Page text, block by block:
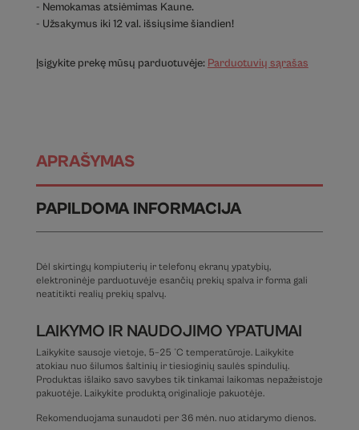
- Nemokamas atsiėmimas Kaune.
- Užsakymus iki 12 val. išsiųsime šiandien!
Įsigykite prekę mūsų parduotuvėje: Parduotuvių sąrašas
APRAŠYMAS
PAPILDOMA INFORMACIJA
Dėl skirtingų kompiuterių ir telefonų ekranų ypatybių,
elektroninėje parduotuvėje esančių prekių spalva ir forma gali
neatitikti realių prekių spalvų.
LAIKYMO IR NAUDOJIMO YPATUMAI
Laikykite sausoje vietoje, 5–25 °C temperatūroje. Laikykite
atokiau nuo šilumos šaltinių ir tiesioginių saulės spindulių.
Produktas išlaiko savo savybes tik tinkamai laikomas nepažeistoje
pakuotėje. Laikykite produktą originalioje pakuotėje.
Rekomenduojama sunaudoti per 36 mėn. nuo atidarymo dienos.